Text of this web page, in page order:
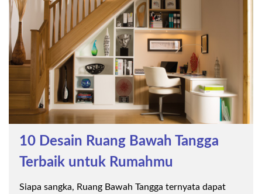
10 Desain Ruang Bawah Tangga
Terbaik untuk Rumahmu
Siapa sangka, Ruang Bawah Tangga ternyata dapat